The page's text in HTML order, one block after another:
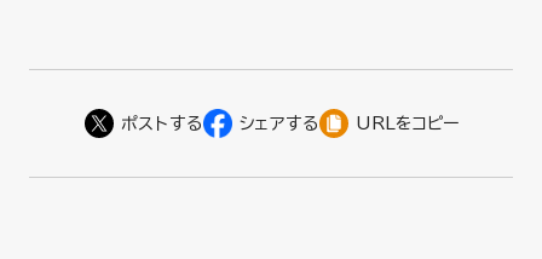
URLをコピー